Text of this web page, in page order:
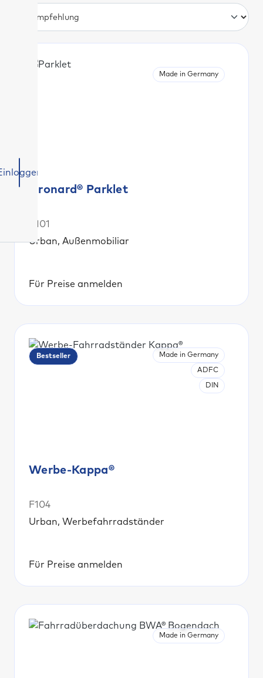
Made in Germany
Gronard® Parklet
S101
Urban, Außenmobiliar
Für Preise anmelden
Bestseller Made in Germany
ADFC
DIN
Werbe-Kappa®
F104
Urban, Werbefahrradständer
Für Preise anmelden
Made in Germany